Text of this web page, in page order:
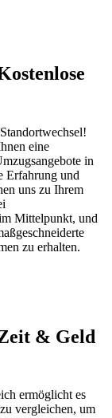
eine
in
Erfahrung und
uns zu Ihrem
Mittelpunkt, und
zu erhalten.
& Geld
ermöglicht es
vergleichen, um